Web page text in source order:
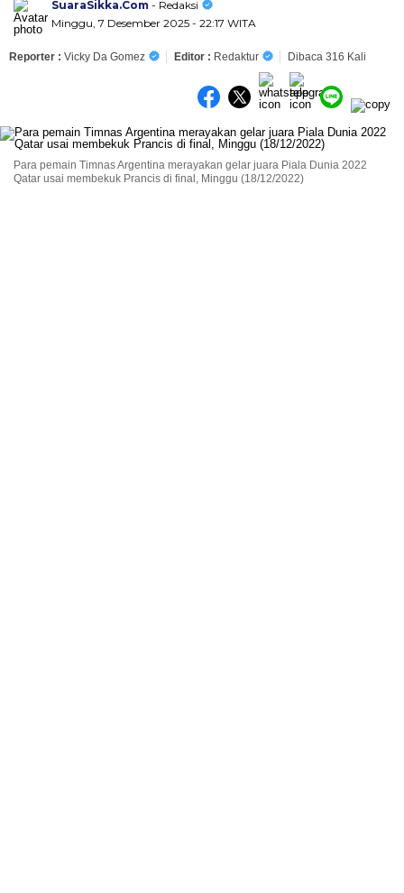
SuaraSikka.Com - Redaksi
Minggu, 7 Desember 2025 - 22:17 WITA
Reporter : Vicky Da Gomez Editor : Redaktur Dibaca 316 Kali
Para pemain Timnas Argentina merayakan gelar juara Piala Dunia 2022
Qatar usai membekuk Prancis di final, Minggu (18/12/2022)